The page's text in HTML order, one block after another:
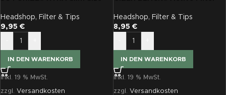
Headshop, Filter & Tips
9,95 €
IN DEN WARENKORB
inkl. 19 % MwSt.
zzgl. Versandkosten
Headshop, Filter & Tips
8,95 €
IN DEN WARENKORB
inkl. 19 % MwSt.
zzgl. Versandkosten